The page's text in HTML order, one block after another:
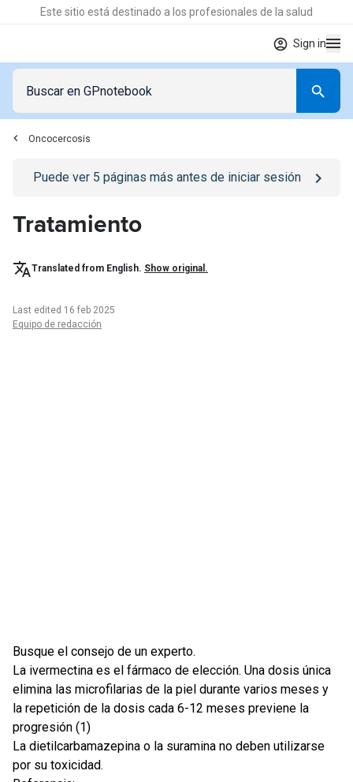
Este sitio está destinado a los profesionales de la salud
Sign in
Oncocercosis
Go to/iniciar-sesionpage
Puede ver 5 páginas más antes de iniciar sesión
Tratamiento
Translated from English. Show original.
Last edited 16 feb 2025
Equipo de redacción
Busque el consejo de un experto.
La ivermectina es el fármaco de elección. Una dosis única
elimina las microfilarias de la piel durante varios meses y
la repetición de la dosis cada 6-12 meses previene la
progresión (1)
La dietilcarbamazepina o la suramina no deben utilizarse
por su toxicidad.